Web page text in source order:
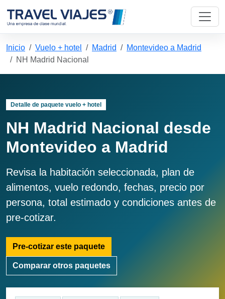
Inicio Vuelo + hotel Madrid
Montevideo a Madrid
NH Madrid Nacional
Detalle de paquete vuelo + hotel
NH Madrid Nacional desde
Montevideo a Madrid
Revisa la habitación seleccionada, plan de
alimentos, vuelo redondo, fechas, precio por
persona, total estimado y condiciones antes de
pre-cotizar.
Pre-cotizar este paquete
Comparar otros paquetes